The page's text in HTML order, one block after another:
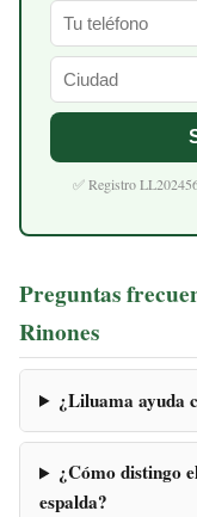
✅ Registro
Preguntas
Rinones
¿Liluama ayuda
¿Cómo distingo
espalda?